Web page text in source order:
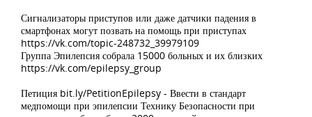
Сигнализаторы приступов или даже датчики падения в
смартфонах могут позвать на помощь при приступах
https://vk.com/topic-248732_39979109
Группа Эпилепсия собрала 15000 больных и их близких
https://vk.com/epilepsy_group
Петиция bit.ly/PetitionEpilepsy - Ввести в стандарт
медпомощи при эпилепсии Технику Безопасности при